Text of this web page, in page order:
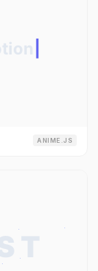
ANIME.JS